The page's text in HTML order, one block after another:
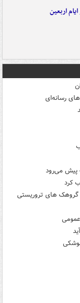
اربعین
رسانه‌ای
پیش می‌رود
کرد